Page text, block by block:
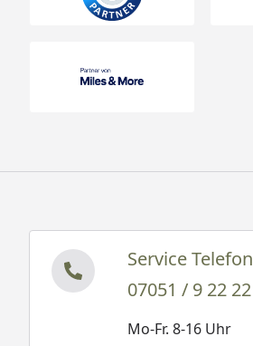
Service Telefon
07051 / 9 22 22
Mo-Fr. 8-16 Uhr